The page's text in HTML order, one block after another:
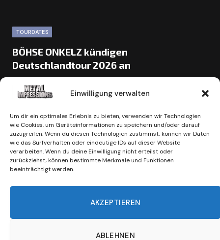
Einwilligung verwalten
Um dir ein optimales Erlebnis zu bieten, verwenden wir Technologien
wie Cookies, um Geräteinformationen zu speichern und/oder darauf
zuzugreifen. Wenn du diesen Technologien zustimmst, können wir Daten
wie das Surfverhalten oder eindeutige IDs auf dieser Website
verarbeiten. Wenn du deine Einwilligung nicht erteilst oder
zurückziehst, können bestimmte Merkmale und Funktionen
beeinträchtigt werden.
AKZEPTIEREN
ABLEHNEN
TOURDATES
BÖHSE ONKELZ kündigen
Deutschlandtour 2026 an
Wenn die Böhsen Onkelz im Sommer 2026 auf ihre
mehr als eine…
1 2 3 Next